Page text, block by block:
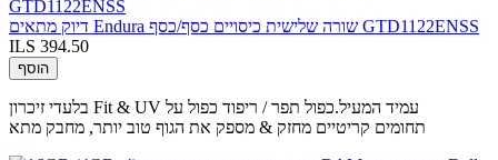
דיוק מתאים Endura שורה שלישית כיסויים כסף/כסף GTD1122ENSS
ILS 394.50
הוסף
בלעדי זיכרון Fit & UV עמיד המעיל.כפול תפר / ריפוד כפול על
תחומים קריטיים מחזק & מספק את הגוף טוב יותר, מחבק מתא